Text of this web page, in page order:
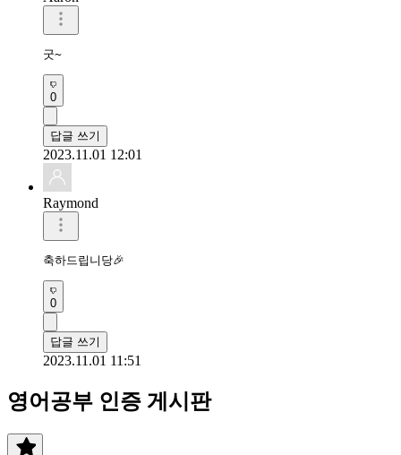
굿~
0
답글 쓰기
2023.11.01 12:01
Raymond
축하드립니당🎉
0
답글 쓰기
2023.11.01 11:51
영어공부 인증 게시판